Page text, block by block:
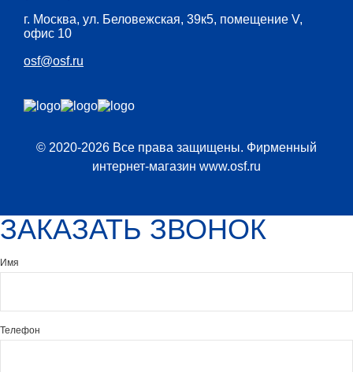
г. Москва, ул. Беловежская, 39к5, помещение V,
офис 10
osf@osf.ru
© 2020-2026 Все права защищены. Фирменный
интернет-магазин www.osf.ru
ЗАКАЗАТЬ ЗВОНОК
Имя
Телефон